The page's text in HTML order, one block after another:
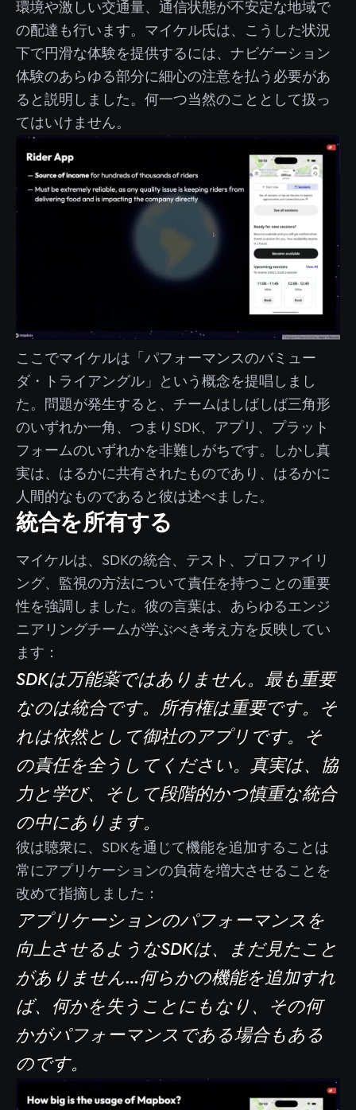
環境や激しい交通量、通信状態が不安定な地域で
の配達も行います。マイケル氏は、こうした状況
下で円滑な体験を提供するには、ナビゲーション
体験のあらゆる部分に細心の注意を払う必要があ
ると説明しました。何一つ当然のこととして扱っ
てはいけません。
ここでマイケルは「パフォーマンスのバミュー
ダ・トライアングル」という概念を提唱しまし
た。問題が発生すると、チームはしばしば三角形
のいずれか一角、つまりSDK、アプリ、プラット
フォームのいずれかを非難しがちです。しかし真
実は、はるかに共有されたものであり、はるかに
人間的なものであると彼は述べました。
統合を所有する
マイケルは、SDKの統合、テスト、プロファイリ
ング、監視の方法について責任を持つことの重要
性を強調しました。彼の言葉は、あらゆるエンジ
ニアリングチームが学ぶべき考え方を反映してい
ます：
SDKは万能薬ではありません。最も重要
なのは統合です。所有権は重要です。そ
れは依然として御社のアプリです。そ
の責任を全うしてください。真実は、協
力と学び、そして段階的かつ慎重な統合
の中にあります。
彼は聴衆に、SDKを通じて機能を追加することは
常にアプリケーションの負荷を増大させることを
改めて指摘しました：
アプリケーションのパフォーマンスを
向上させるようなSDKは、まだ見たこと
がありません…何らかの機能を追加すれ
ば、何かを失うことにもなり、その何
かがパフォーマンスである場合もある
のです。